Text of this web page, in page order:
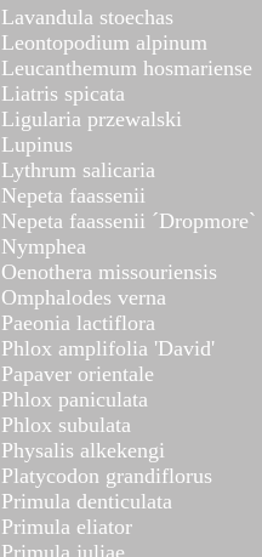
Lavandula stoechas
Leontopodium alpinum
Leucanthemum hosmariense
Liatris spicata
Ligularia przewalski
Lupinus
Lythrum salicaria
Nepeta faassenii
Nepeta faassenii ´Dropmore`
Nymphea
Oenothera missouriensis
Omphalodes verna
Paeonia lactiflora
Phlox amplifolia 'David'
Papaver orientale
Phlox paniculata
Phlox subulata
Physalis alkekengi
Platycodon grandiflorus
Primula denticulata
Primula eliator
Primula juliae